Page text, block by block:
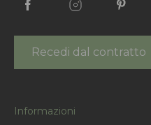
Recedi dal contratto
Informazioni